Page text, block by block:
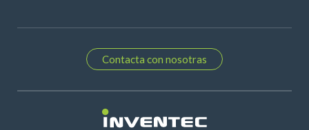
Contacta con nosotras